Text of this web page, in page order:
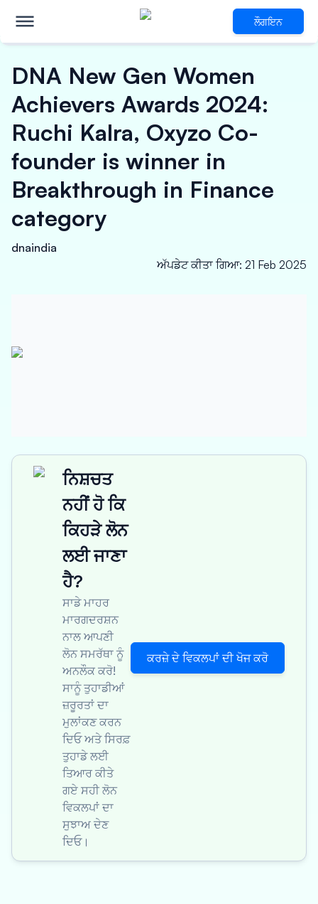
ਲੌਗਇਨ
DNA New Gen Women
Achievers Awards 2024:
Ruchi Kalra, Oxyzo Co-
founder is winner in
Breakthrough in Finance
category
dnaindia
ਅੱਪਡੇਟ ਕੀਤਾ ਗਿਆ: 21 Feb 2025
ਨਿਸ਼ਚਤ
ਨਹੀਂ ਹੋ ਕਿ
ਕਿਹੜੇ ਲੋਨ
ਲਈ ਜਾਣਾ
ਹੈ?
ਸਾਡੇ ਮਾਹਰ
ਮਾਰਗਦਰਸ਼ਨ
ਨਾਲ ਆਪਣੀ
ਲੋਨ ਸਮਰੱਥਾ ਨੂੰ
ਅਨਲੌਕ ਕਰੋ!
ਸਾਨੂੰ ਤੁਹਾਡੀਆਂ
ਜ਼ਰੂਰਤਾਂ ਦਾ
ਮੁਲਾਂਕਣ ਕਰਨ
ਦਿਓ ਅਤੇ ਸਿਰਫ਼
ਤੁਹਾਡੇ ਲਈ
ਤਿਆਰ ਕੀਤੇ
ਗਏ ਸਹੀ ਲੋਨ
ਵਿਕਲਪਾਂ ਦਾ
ਸੁਝਾਅ ਦੇਣ
ਦਿਓ।
ਕਰਜ਼ੇ ਦੇ ਵਿਕਲਪਾਂ ਦੀ ਖੋਜ ਕਰੋ